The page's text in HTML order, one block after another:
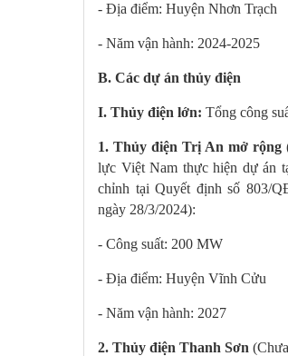
- Địa điểm: Huyện Nhơn Trạch
- Năm vận hành: 2024-2025
B. Các dự án thủy điện
I. Thủy điện lớn: Tổng công
1. Thủy điện Trị An mở rộng
lực Việt Nam thực hiện dự án
chỉnh tại Quyết định số 803/
ngày 28/3/2024):
- Công suất: 200 MW
- Địa điểm: Huyện Vĩnh Cửu
- Năm vận hành: 2027
2. Thủy điện Thanh Sơn